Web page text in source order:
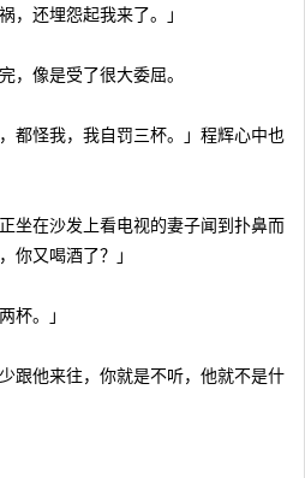
，还埋怨起我来了。」
像是受了很大委屈。
怪我，我自罚三杯。」程辉心中也
在沙发上看电视的妻子闻到扑鼻而
你又喝酒了？」
。」
他来往，你就是不听，他就不是什